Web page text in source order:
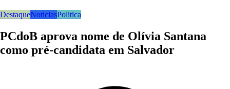
DestaqueNoticiasPolitica
PCdoB aprova nome de Olívia Santana
como pré-candidata em Salvador